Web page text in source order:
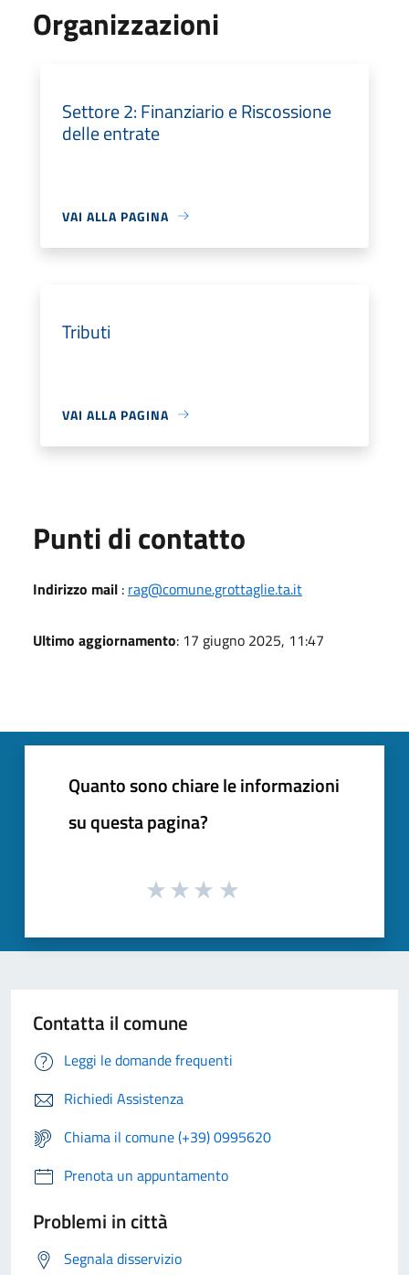
Organizzazioni
Settore 2: Finanziario e Riscossione
delle entrate
VAI ALLA PAGINA
Tributi
VAI ALLA PAGINA
Punti di contatto
Indirizzo mail : rag@comune.grottaglie.ta.it
Ultimo aggiornamento: 17 giugno 2025, 11:47
Quanto sono chiare le informazioni
su questa pagina?
Contatta il comune
Leggi le domande frequenti
Richiedi Assistenza
Chiama il comune (+39) 0995620
Prenota un appuntamento
Problemi in città
Segnala disservizio